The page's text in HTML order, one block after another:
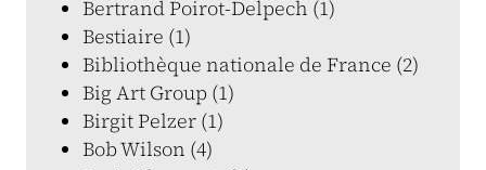
Bertrand Poirot-Delpech (1)
Bestiaire (1)
Bibliothèque nationale de France (2)
Big Art Group (1)
Birgit Pelzer (1)
Bob Wilson (4)